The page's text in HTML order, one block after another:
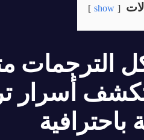
show
الترجمات
أسرار
باحترافية